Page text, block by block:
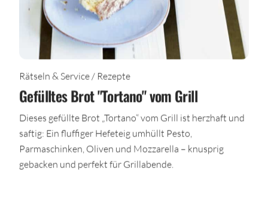
Rätseln & Service / Rezepte
Gefülltes Brot "Tortano" vom Grill
Dieses gefüllte Brot „Tortano“ vom Grill ist herzhaft und
saftig: Ein fluffiger Hefeteig umhüllt Pesto,
Parmaschinken, Oliven und Mozzarella – knusprig
gebacken und perfekt für Grillabende.